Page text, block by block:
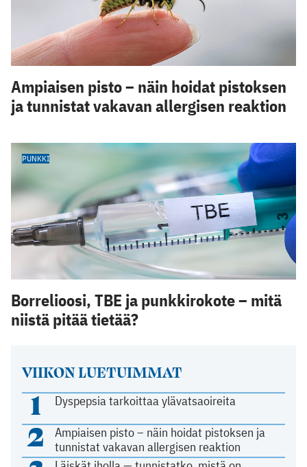
VIIKON LUETUIMMAT
1 Dyspepsia tarkoittaa ylävatsaoireita
2
Ampiaisen pisto – näin hoidat pistoksen ja
tunnistat vakavan allergisen reaktion
Ampiaisen pisto – näin hoidat pistoksen
ja tunnistat vakavan allergisen reaktion
PUNKKI
Borrelioosi, TBE ja punkkirokote – mitä
niistä pitää tietää?